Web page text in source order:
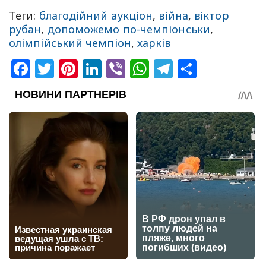
Теги: благодійний аукціон, війна, віктор
рубан, допоможемо по-чемпіонськи,
олімпійський чемпіон, харків
Facebook
Twitter
Pinterest
LinkedIn
ViberWhatsApp
Telegram